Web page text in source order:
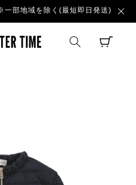
部地域を除く(最短即日発送)
TIME AFTER
CART